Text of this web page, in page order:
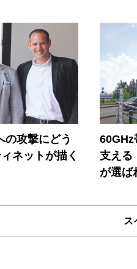
の攻撃にどう
ネットが描く
60GHz
支える
が選ば
ス